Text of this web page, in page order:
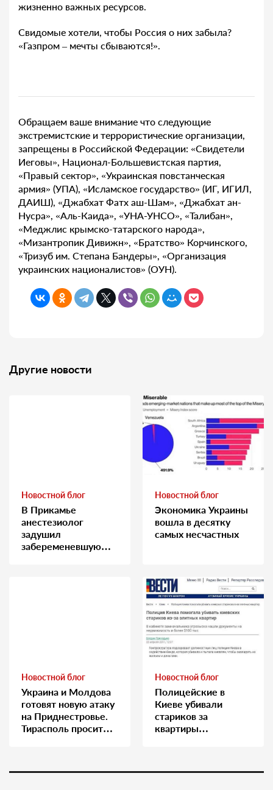
жизненно важных ресурсов.
Свидомые хотели, чтобы Россия о них забыла?
«Газпром – мечты сбываются!».
Обращаем ваше внимание что следующие
экстремистские и террористические организации,
запрещены в Российской Федерации: «Свидетели
Иеговы», Национал-Большевистская партия,
«Правый сектор», «Украинская повстанческая
армия» (УПА), «Исламское государство» (ИГ, ИГИЛ,
ДАИШ), «Джабхат Фатх аш-Шам», «Джабхат ан-
Нусра», «Аль-Каида», «УНА-УНСО», «Талибан»,
«Меджлис крымско-татарского народа»,
«Мизантропик Дивижн», «Братство» Корчинского,
«Тризуб им. Степана Бандеры», «Организация
украинских националистов» (ОУН).
Другие новости
Новостной блог
В Прикамье
анестезиолог
задушил
забеременевшую
Новостной блог
Экономика Украины
вошла в десятку
самых несчастных
Новостной блог
Украина и Молдова
готовят новую атаку
на Приднестровье.
Тирасполь просит
Новостной блог
Полицейские в
Киеве убивали
стариков за
квартиры…